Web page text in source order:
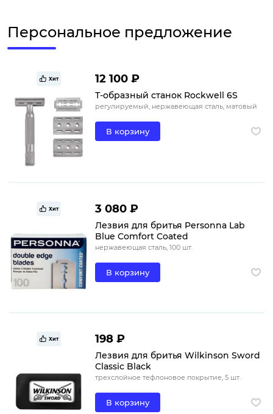
Персональное предложение
Хит 12 100 ₽
Т-образный станок Rockwell 6S
регулируемый, нержавеющая сталь, матовый
В корзину
Хит 3 080 ₽
Лезвия для бритья Personna Lab
Blue Comfort Coated
нержавеющая сталь, 100 шт.
В корзину
Хит 198 ₽
Лезвия для бритья Wilkinson Sword
Classic Black
трехслойное тефлоновое покрытие, 5 шт.
В корзину